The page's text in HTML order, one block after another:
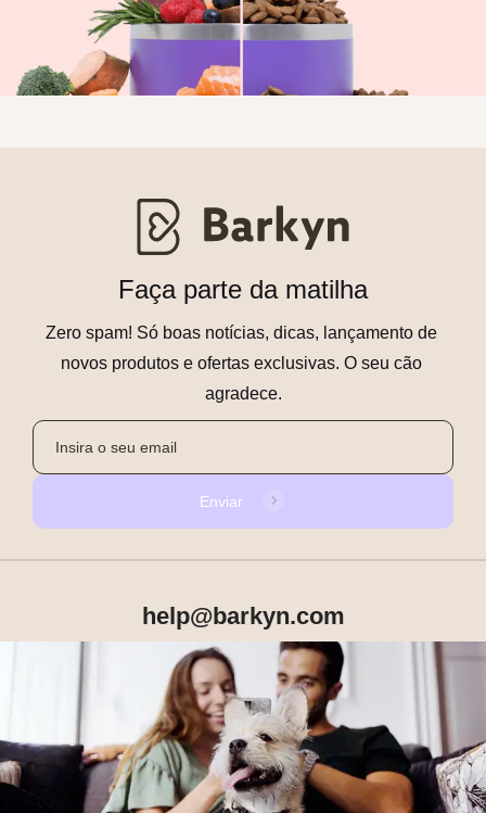
Faça parte da matilha
Zero spam! Só boas notícias, dicas, lançamento de
novos produtos e ofertas exclusivas. O seu cão
agradece.
Enviar
help@barkyn.com
Produtos